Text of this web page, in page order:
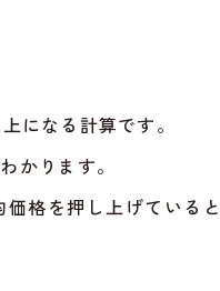
になる計算です。
かります。
格を押し上げていると